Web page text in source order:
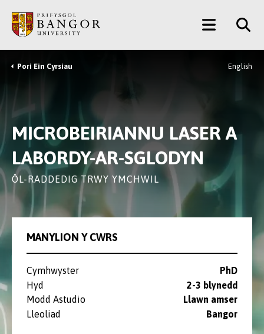
Prif
Gynnwys
Main
Menu
Breadcrumb
Pori Ein Cyrsiau English
MICROBEIRIANNU LASER A
LABORDY-AR-SGLODYN
ÔL-RADDEDIG TRWY YMCHWIL
MANYLION Y CWRS
Cymhwyster
PhD
Hyd
2-3 blynedd
Modd Astudio
Llawn amser
Lleoliad
Bangor